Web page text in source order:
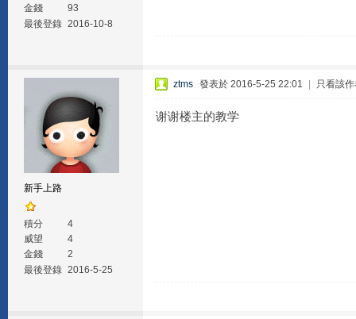
金錢
93
最後登錄 2016-10-8
新手上路
積分
4
威望
4
金錢
2
最後登錄 2016-5-25
ztms 發表於 2016-5-25 22:01 只看該
谢谢楼主的教学